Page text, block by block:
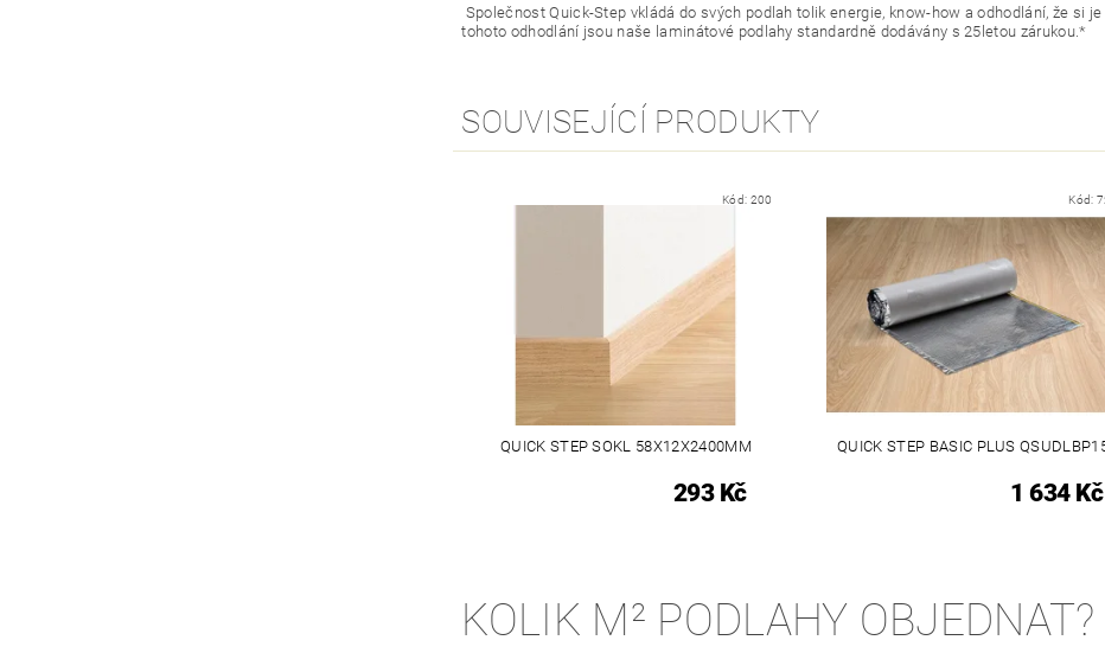
Společnost Quick-Step vkládá do svých podlah tolik energie, know-how a odhodlání, že si
tohoto odhodlání jsou naše laminátové podlahy standardně dodávány s 25letou zárukou.*
SOUVISEJÍCÍ PRODUKTY
Kód: 200
QUICK STEP SOKL 58X12X2400MM
293 Kč
Kód:
QUICK STEP BASIC PLUS
1 634 Kč
KOLIK M² PODLAHY OBJEDNAT?